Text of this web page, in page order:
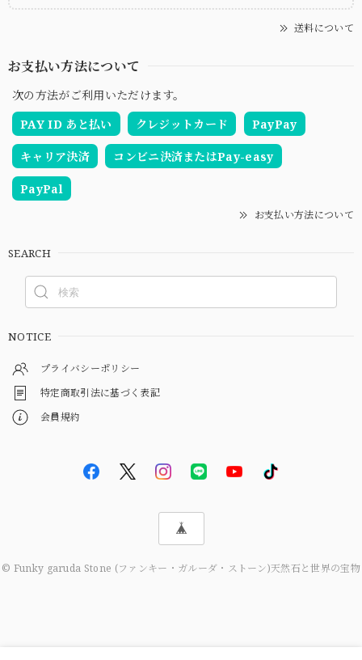
送料について
お支払い方法について
次の方法がご利用いただけます。
PAY ID あと払い
クレジットカード PayPay
キャリア決済 コンビニ決済またはPay-easy
PayPal
お支払い方法について
SEARCH
NOTICE
プライバシーポリシー
特定商取引法に基づく表記
会員規約
© Funky garuda Stone (ファンキー・ガルーダ・ストーン)天然石と世界の宝物